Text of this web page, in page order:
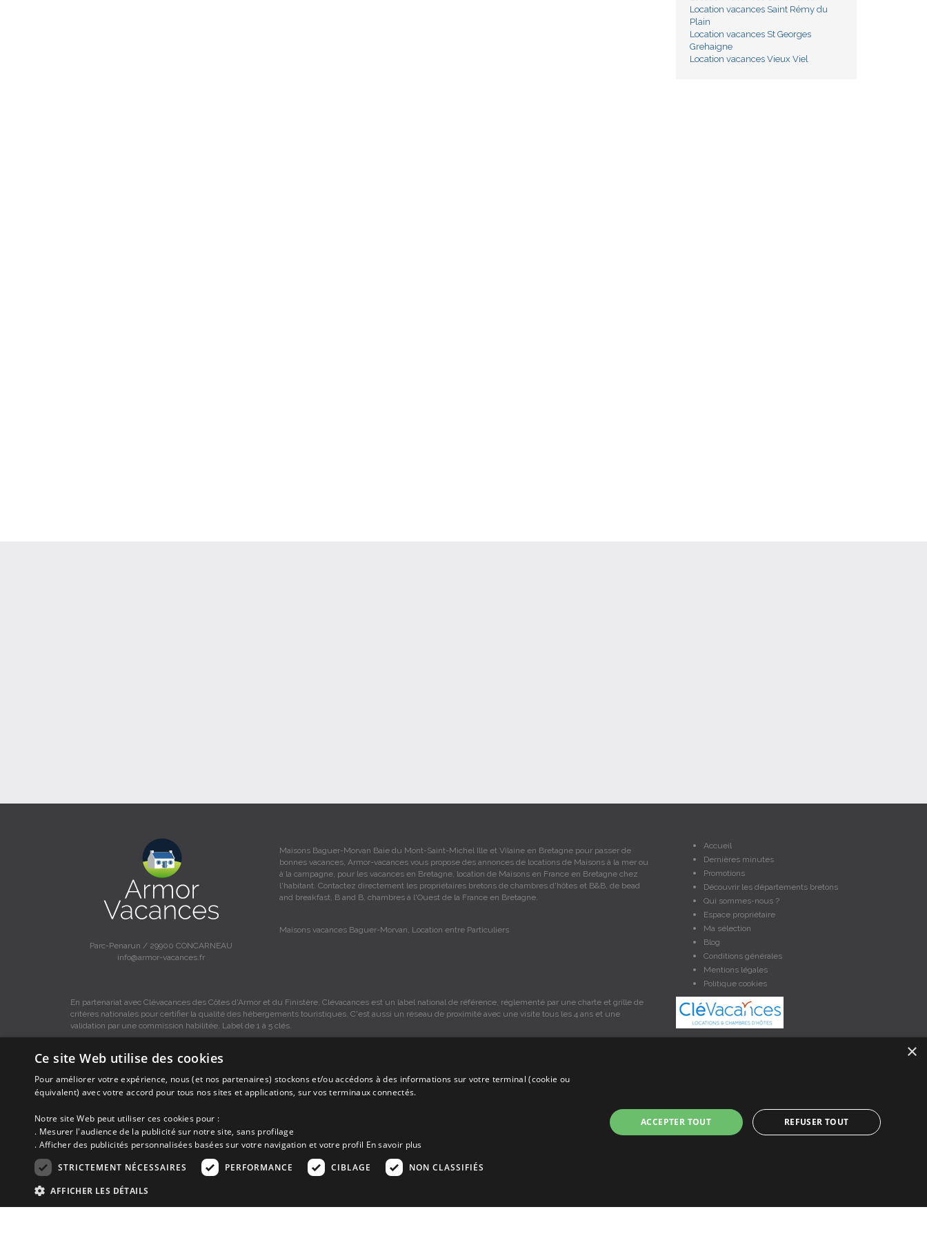
Location vacances Saint Rémy du
Plain
Location vacances St Georges
Grehaigne
Location vacances Vieux Viel
Parc-Penarun / 29900 CONCARNEAU
info@armor-vacances.fr
Maisons Baguer-Morvan Baie du Mont-Saint-Michel Ille et Vilaine en Bretagne pour passer de
bonnes vacances, Armor-vacances vous propose des annonces de locations de Maisons à la mer ou
à la campagne, pour les vacances en Bretagne, location de Maisons en France en Bretagne chez
l'habitant. Contactez directement les propriétaires bretons de chambres d'hôtes et B&B, de bead
and breakfast, B and B, chambres à l'Ouest de la France en Bretagne.
Maisons vacances Baguer-Morvan, Location entre Particuliers
Accueil
Dernières minutes
Promotions
Découvrir les départements bretons
Qui sommes-nous ?
Espace propriétaire
Ma sélection
Blog
Conditions générales
Mentions légales
Politique cookies
En partenariat avec Clévacances des Côtes d'Armor et du Finistère, Clévacances est un label national de référence, réglementé par une charte et grille de
critères nationales pour certifier la qualité des hébergements touristiques. C'est aussi un réseau de proximité avec une visite tous les 4 ans et une
validation par une commission habilitée. Label de 1 à 5 clés.
Les descriptions et photos contenues dans le site Armor-vacances sont sous la responsabilité des propriétaires, ces informations sont indicatives et non contractuelles. Les données sont protégées par copyright
Armor-vacances.
Armor-vacances n'est pas un organisme et ne touche aucune commission sur les locations, c'est simplement un annuaire d'hébergements de vacances en Bretagne, un service de petites annonces de location
DE PARTICULIER A PARTICULIER.
Avant de prendre possession du logement vous devez obtenir du propriétaire un contrat qui stipule les clauses et le descriptif de la location, grâce à ce contrat vous pouvez faire valoir vos droits si le logement
ne correspond pas à ce qui y est mentionné ou pour d'autres raisons.
×
Ce site Web utilise des cookies
Pour améliorer votre expérience, nous (et nos partenaires) stockons et/ou accédons à des informations sur votre terminal (cookie ou
équivalent) avec votre accord pour tous nos sites et applications, sur vos terminaux connectés.
Notre site Web peut utiliser ces cookies pour :
. Mesurer l'audience de la publicité sur notre site, sans profilage
. Afficher des publicités personnalisées basées sur votre navigation et votre profil En savoir plus
STRICTEMENT NÉCESSAIRES
PERFORMANCE CIBLAGE NON CLASSIFIÉS
AFFICHER LES DÉTAILS
ACCEPTER TOUT REFUSER TOUT